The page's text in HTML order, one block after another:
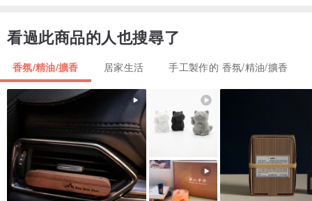
產地：台灣
✽香味介紹
尤加利、雪松、檸檬等天然香調
擴香強度: ●●●○○
✽內容物
60ml精油擴香瓶 x1 (附5支擴香竹)or 125ml 精油擴香瓶 x1 (附5支擴
香竹)
看過此商品的人也搜尋了
香氛/精油/擴香 居家生活 手工製作的 香氛/精油/擴香